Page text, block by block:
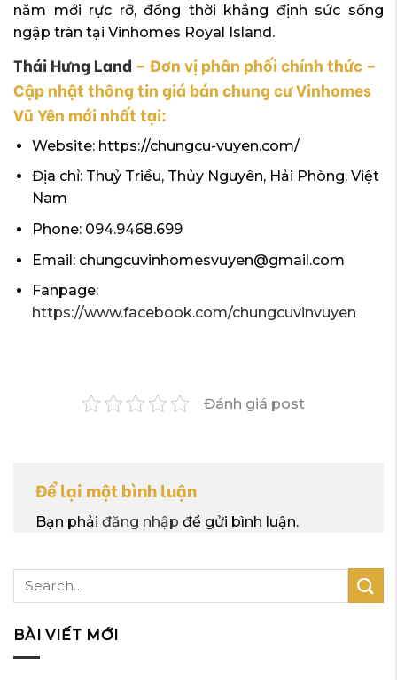
năm mới rực rỡ, đồng thời khẳng định sức sống
ngập tràn tại Vinhomes Royal Island.
Thái Hưng Land – Đơn vị phân phối chính thức –
Cập nhật thông tin giá bán chung cư Vinhomes
Vũ Yên mới nhất tại:
Website: https://chungcu-vuyen.com/
Địa chỉ: Thuỷ Triều, Thủy Nguyên, Hải Phòng, Việt
Nam
Phone: 094.9468.699
Email: chungcuvinhomesvuyen@gmail.com
Fanpage:
https://www.facebook.com/chungcuvinvuyen
Đánh giá post
Để lại một bình luận
Bạn phải đăng nhập để gửi bình luận.
BÀI VIẾT MỚI